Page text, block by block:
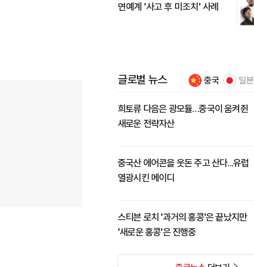
연예계 '사고 후 미조치' 사례
글로벌 뉴스 중국 일본
희토류 다음은 광모듈…중국이 움켜쥔
새로운 전략자산
중국산 에어콘을 웃돈 주고 산다...유럽
열광시킨 메이디
스티븐 로치 '과거의 홍콩'은 끝났지만
'새로운 홍콩'은 진행중